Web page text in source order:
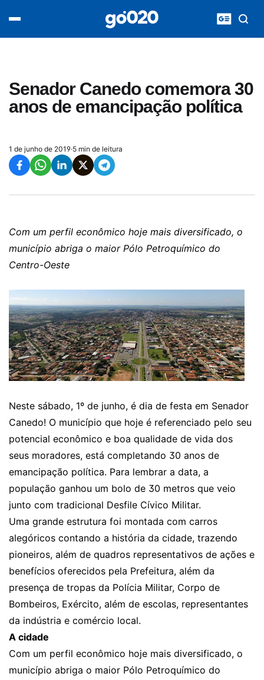
Senador Canedo comemora 30
anos de emancipação política
1 de junho de 2019·5 min de leitura
Com um perfil econômico hoje mais diversificado, o
município abriga o maior Pólo Petroquímico do
Centro-Oeste
Neste sábado, 1º de junho, é dia de festa em Senador
Canedo! O município que hoje é referenciado pelo seu
potencial econômico e boa qualidade de vida dos
seus moradores, está completando 30 anos de
emancipação política. Para lembrar a data, a
população ganhou um bolo de 30 metros que veio
junto com tradicional Desfile Cívico Militar.
Uma grande estrutura foi montada com carros
alegóricos contando a história da cidade, trazendo
pioneiros, além de quadros representativos de ações e
benefícios oferecidos pela Prefeitura, além da
presença de tropas da Polícia Militar, Corpo de
Bombeiros, Exército, além de escolas, representantes
da indústria e comércio local.
A cidade
Com um perfil econômico hoje mais diversificado, o
município abriga o maior Pólo Petroquímico do
acontece agora
entretenimento
vídeos
pod020